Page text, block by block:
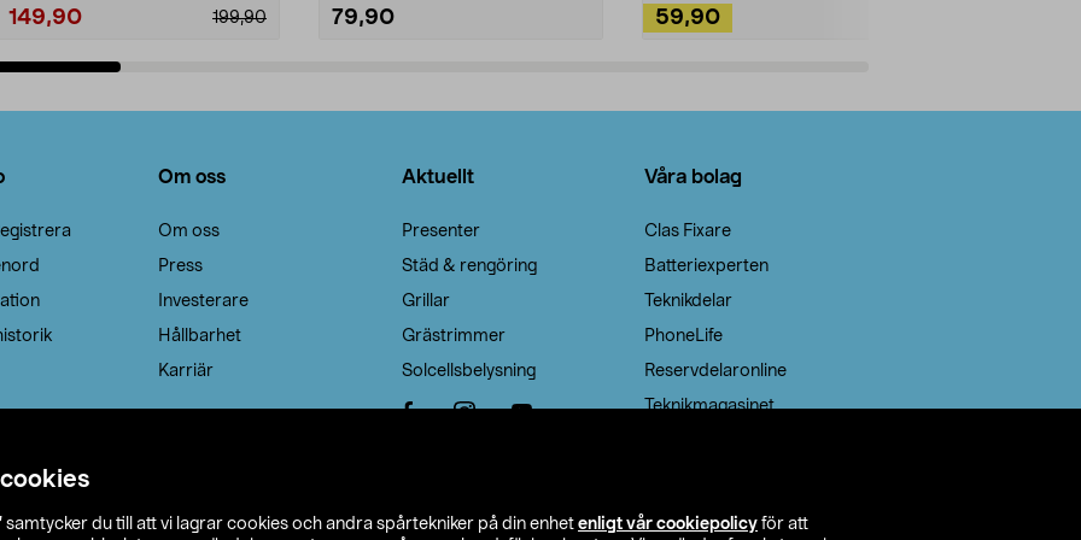
samtycker du till att vi lagrar cookies och andra spårtekniker på din enhet enligt vår cookiepolicy för att
199,90
149,90 79,90 59,90
Om oss
Om oss
Press
Investerare
Hållbarhet
Karriär
Aktuellt
Presenter
Städ & rengöring
Grillar
Grästrimmer
Solcellsbelysning
Våra bolag
Clas Fixare
Batteriexperten
Teknikdelar
PhoneLife
Reservdelaronline
Teknikmagasinet